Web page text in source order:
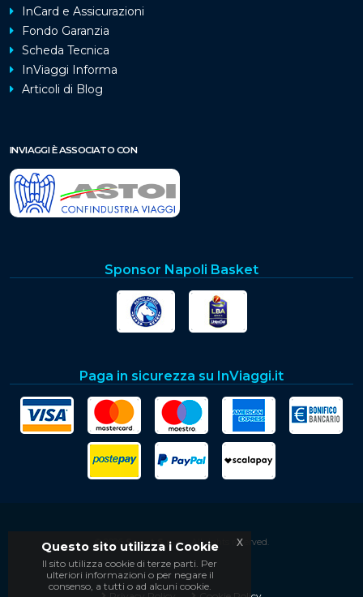
InCard e Assicurazioni
Fondo Garanzia
Scheda Tecnica
InViaggi Informa
Articoli di Blog
INVIAGGI È ASSOCIATO CON
Sponsor Napoli Basket
Paga in sicurezza su InViaggi.it
© 2026Soset S.p.a.- All rights reserved.
Questo sito utilizza i Cookie
Il sito utilizza cookie di terze parti. Per
ulteriori informazioni o per negare il
consenso, a tutti o ad alcuni cookie.
x